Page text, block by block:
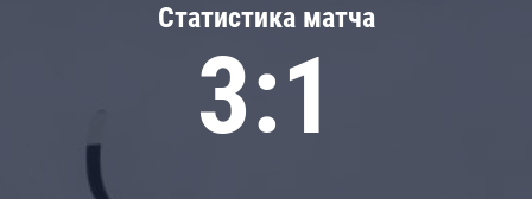
Статистика матча
3:1